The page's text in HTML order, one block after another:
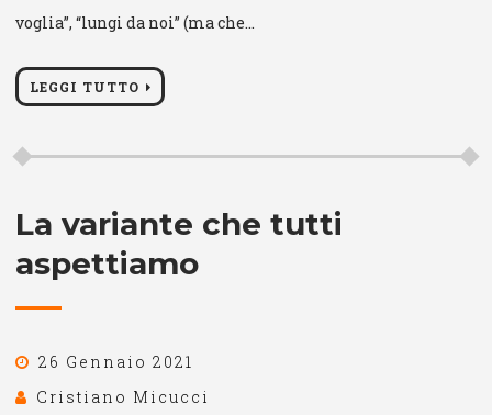
voglia”, “lungi da noi” (ma che…
LEGGI TUTTO
La variante che tutti
aspettiamo
26 Gennaio 2021
Cristiano Micucci